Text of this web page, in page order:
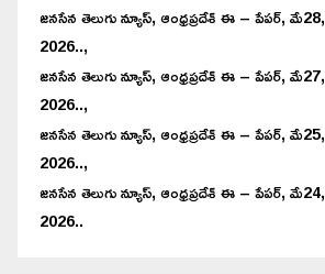
జనసేన తెలుగు న్యూస్, ఆంధ్రప్రదేశ్ ఈ – పేపర్, మే28,
2026..,
జనసేన తెలుగు న్యూస్, ఆంధ్రప్రదేశ్ ఈ – పేపర్, మే27,
2026..,
జనసేన తెలుగు న్యూస్, ఆంధ్రప్రదేశ్ ఈ – పేపర్, మే25,
2026..,
జనసేన తెలుగు న్యూస్, ఆంధ్రప్రదేశ్ ఈ – పేపర్, మే24,
2026..